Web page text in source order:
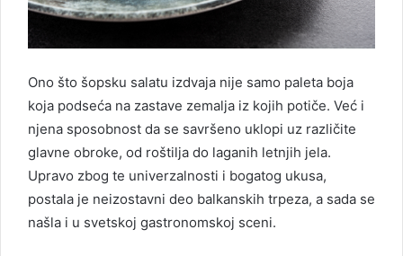
Ono što šopsku salatu izdvaja nije samo paleta boja
koja podseća na zastave zemalja iz kojih potiče. Već i
njena sposobnost da se savršeno uklopi uz različite
glavne obroke, od roštilja do laganih letnjih jela.
Upravo zbog te univerzalnosti i bogatog ukusa,
postala je neizostavni deo balkanskih trpeza, a sada se
našla i u svetskoj gastronomskoj sceni.